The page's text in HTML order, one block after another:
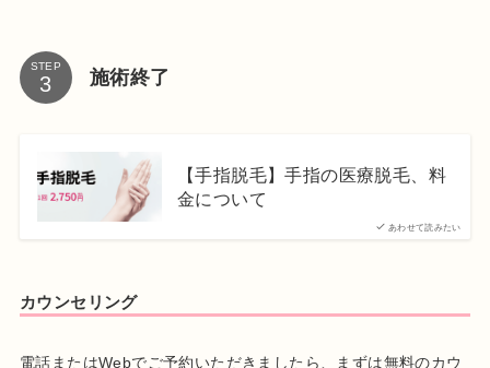
STEP
施術終了
あわせて読みたい
【手指脱毛】手指の医療脱毛、料
金について
カウンセリング
電話またはWebでご予約いただきましたら、まずは無料のカウ